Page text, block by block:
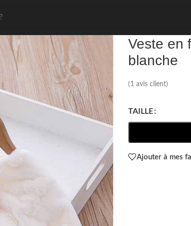
Veste en
blanche
(1 avis client)
TAILLE
Ajouter à mes